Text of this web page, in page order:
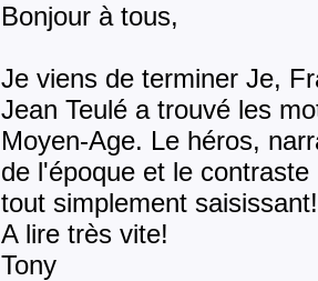
Bonjour à tous,
Je viens de terminer Je,
Jean Teulé a trouvé les
Moyen-Age. Le héros,
de l'époque et le
tout simplement saisissant!
A lire très vite!
Tony